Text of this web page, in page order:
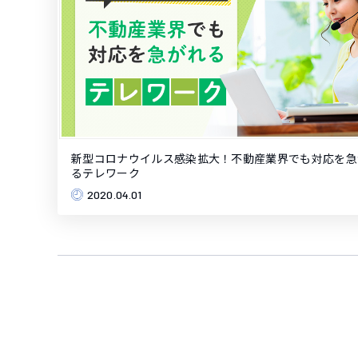
新型コロナウイルス感染拡大！不動産業界でも対応を
るテレワーク
2020.04.01